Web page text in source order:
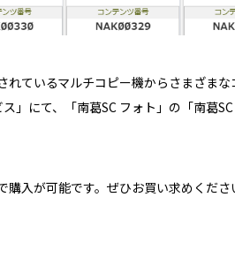
れているマルチコピー機からさまざま
」にて、「南葛SC フォト」の「南葛
入が可能です。ぜひお買い求めくださ